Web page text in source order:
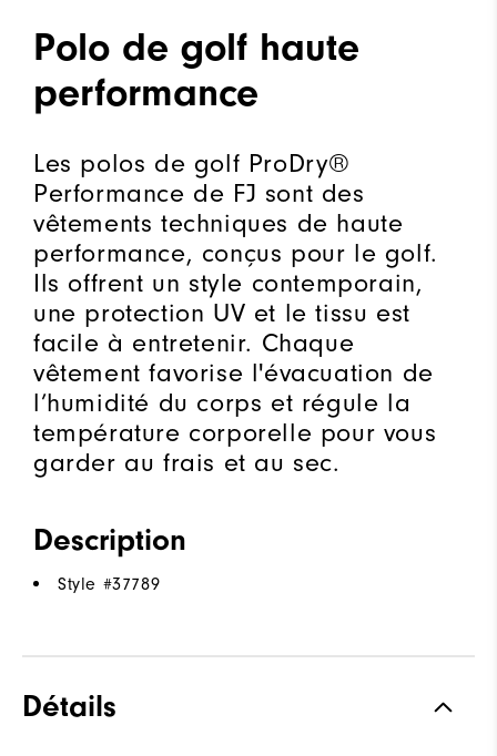
Polo de golf haute
performance
Les polos de golf ProDry®
Performance de FJ sont des
vêtements techniques de haute
performance, conçus pour le golf.
Ils offrent un style contemporain,
une protection UV et le tissu est
facile à entretenir. Chaque
vêtement favorise l'évacuation de
l’humidité du corps et régule la
température corporelle pour vous
garder au frais et au sec.
Description
Style #37789
Détails